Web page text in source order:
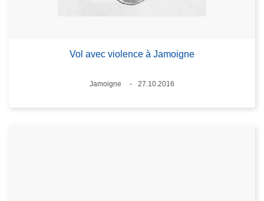
Vol avec violence à Jamoigne
Lieux
Jamoigne
27.10.2016